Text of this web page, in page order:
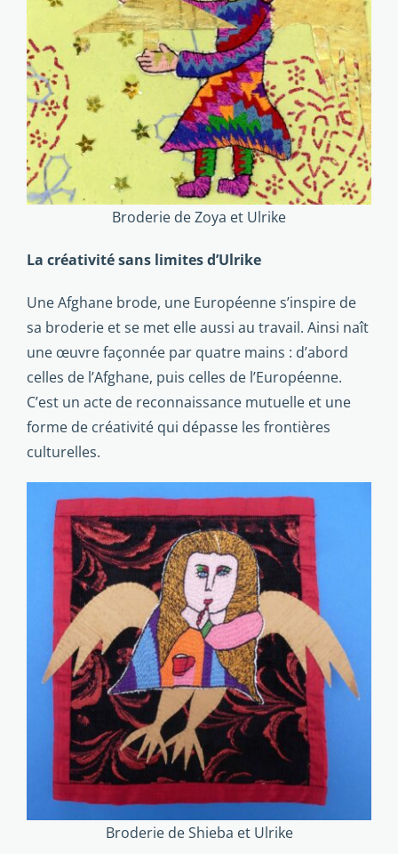
Broderie de Zoya et Ulrike
La créati­vité sans limites d’Ulrike
Une Afghane brode, une Européenne s’inspire de
sa broderie et se met elle aussi au travail. Ainsi naît
une œuvre façonnée par quatre mains : d’abord
celles de l’Afghane, puis celles de l’Européenne.
C’est un acte de reconnais­sance mutuelle et une
forme de créativité qui dépasse les frontières
culturelles.
Broderie de Shieba et Ulrike